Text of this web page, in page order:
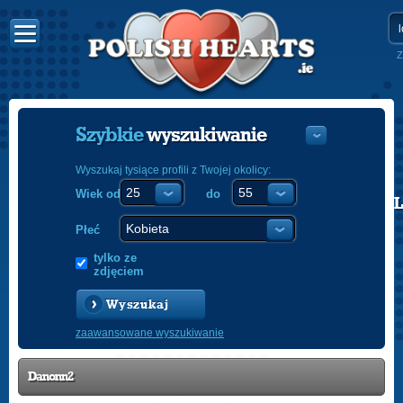
POLISH
Szybkiewyszukiwanie
Wyszukaj tysiące profili z Twojej okolicy:
Wiek od do
Płeć
tylko ze
zdjęciem
Wyszukaj
zaawansowane wyszukiwanie
Danonn2